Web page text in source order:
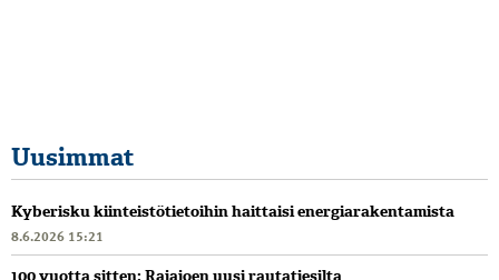
Uusimmat
Kyberisku kiinteistötietoihin haittaisi energiarakentamista
8.6.2026 15:21
100 vuotta sitten: Rajajoen uusi rautatiesilta